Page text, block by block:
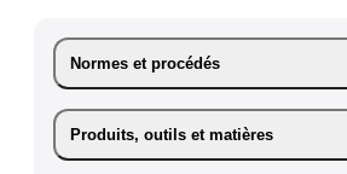
Normes et procédés
Produits, outils et matières